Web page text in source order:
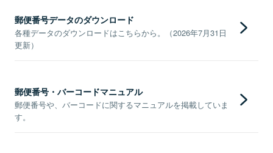
郵便番号データのダウンロード
各種データのダウンロードはこちらから。（2026年7月31日
更新）
郵便番号・バーコードマニュアル
郵便番号や、バーコードに関するマニュアルを掲載していま
す。